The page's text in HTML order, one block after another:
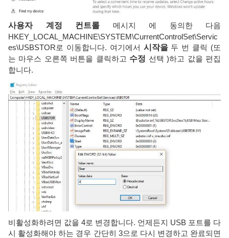
사용자 계정 컨트롤 메시지 에 동의한 다음
HKEY_LOCAL_MACHINE\SYSTEM\CurrentControlSet\Servic
es\USBSTOR로 이동합니다. 여기에서 시작을두 번 클릭 (또
는 마우스 오른쪽 버튼을 클릭하고 수정 선택 )하고 값을 편집
합니다.
비활성화하려면 값을 4로 변경합니다. 언제든지 USB 포트를 다
시 활성화해야 하는 경우 간단히 3으로 다시 변경하고 완료되면